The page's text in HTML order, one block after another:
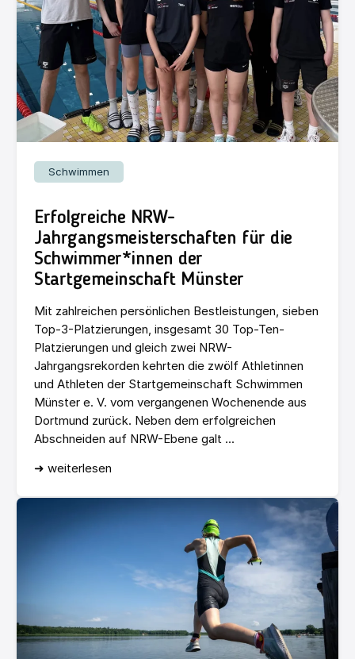
Schwimmen
Erfolgreiche NRW-
Jahrgangsmeisterschaften für die
Schwimmer*innen der
Startgemeinschaft Münster
Mit zahlreichen persönlichen Bestleistungen, sieben
Top-3-Platzierungen, insgesamt 30 Top-Ten-
Platzierungen und gleich zwei NRW-
Jahrgangsrekorden kehrten die zwölf Athletinnen
und Athleten der Startgemeinschaft Schwimmen
Münster e. V. vom vergangenen Wochenende aus
Dortmund zurück. Neben dem erfolgreichen
Abschneiden auf NRW-Ebene galt ...
➜ weiterlesen